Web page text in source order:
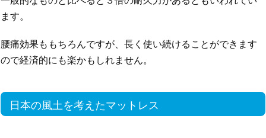
ます。
腰痛効果ももちろんですが、長く使い続けることができます
ので経済的にも楽かもしれません。
日本の風土を考えたマットレス